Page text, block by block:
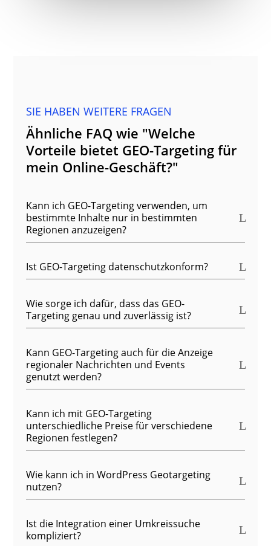
SIE HABEN WEITERE FRAGEN
Ähnliche FAQ wie "Welche
Vorteile bietet GEO-Targeting für
mein Online-Geschäft?"
Kann ich GEO-Targeting verwenden, um
bestimmte Inhalte nur in bestimmten
Regionen anzuzeigen?
Ist GEO-Targeting datenschutzkonform?
Wie sorge ich dafür, dass das GEO-
Targeting genau und zuverlässig ist?
Kann GEO-Targeting auch für die Anzeige
regionaler Nachrichten und Events
genutzt werden?
Kann ich mit GEO-Targeting
unterschiedliche Preise für verschiedene
Regionen festlegen?
Wie kann ich in WordPress Geotargeting
nutzen?
Ist die Integration einer Umkreissuche
kompliziert?